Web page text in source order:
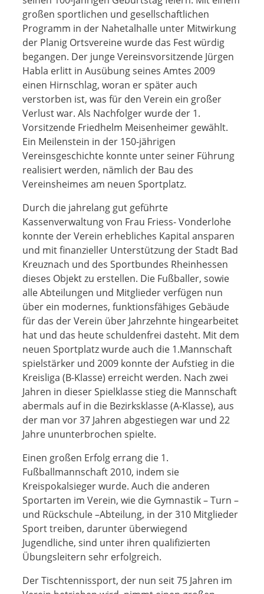
großen sportlichen und gesellschaftlichen
Programm in der Nahetalhalle unter Mitwirkung
der Planig Ortsvereine wurde das Fest würdig
begangen. Der junge Vereinsvorsitzende Jürgen
Habla erlitt in Ausübung seines Amtes 2009
einen Hirnschlag, woran er später auch
verstorben ist, was für den Verein ein großer
Verlust war. Als Nachfolger wurde der 1.
Vorsitzende Friedhelm Meisenheimer gewählt.
Ein Meilenstein in der 150-jährigen
Vereinsgeschichte konnte unter seiner Führung
realisiert werden, nämlich der Bau des
Vereinsheimes am neuen Sportplatz.
Durch die jahrelang gut geführte
Kassenverwaltung von Frau Friess- Vonderlohe
konnte der Verein erhebliches Kapital ansparen
und mit finanzieller Unterstützung der Stadt Bad
Kreuznach und des Sportbundes Rheinhessen
dieses Objekt zu erstellen. Die Fußballer, sowie
alle Abteilungen und Mitglieder verfügen nun
über ein modernes, funktionsfähiges Gebäude
für das der Verein über Jahrzehnte hingearbeitet
hat und das heute schuldenfrei dasteht. Mit dem
neuen Sportplatz wurde auch die 1.Mannschaft
spielstärker und 2009 konnte der Aufstieg in die
Kreisliga (B-Klasse) erreicht werden. Nach zwei
Jahren in dieser Spielklasse stieg die Mannschaft
abermals auf in die Bezirksklasse (A-Klasse), aus
der man vor 37 Jahren abgestiegen war und 22
Jahre ununterbrochen spielte.
Einen großen Erfolg errang die 1.
Fußballmannschaft 2010, indem sie
Kreispokalsieger wurde. Auch die anderen
Sportarten im Verein, wie die Gymnastik – Turn –
und Rückschule –Abteilung, in der 310 Mitglieder
Sport treiben, darunter überwiegend
Jugendliche, sind unter ihren qualifizierten
Übungsleitern sehr erfolgreich.
Der Tischtennissport, der nun seit 75 Jahren im